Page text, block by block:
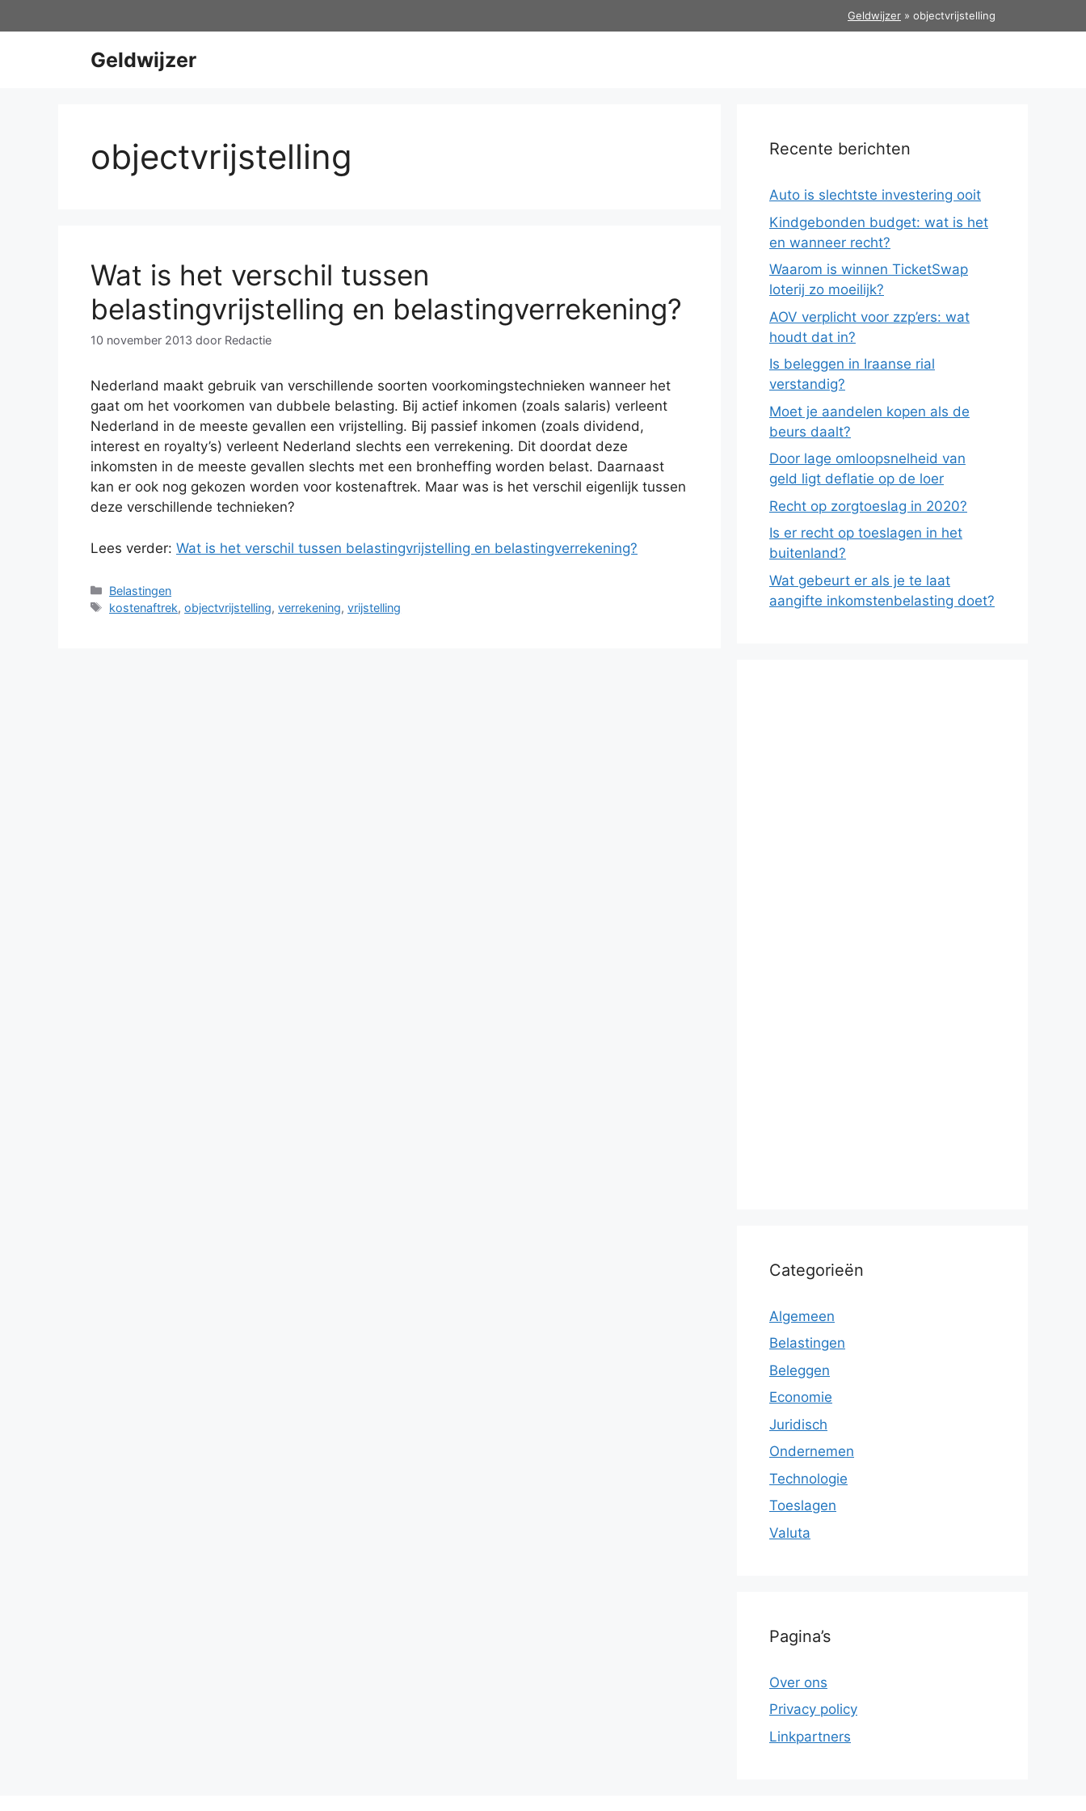
naar
Geldwijzer » objectvrijstelling
Geldwijzer
objectvrijstelling
Wat is het verschil tussen
belastingvrijstelling en belastingverrekening?
10 november 2013 door Redactie
Nederland maakt gebruik van verschillende soorten voorkomingstechnieken wanneer het
gaat om het voorkomen van dubbele belasting. Bij actief inkomen (zoals salaris) verleent
Nederland in de meeste gevallen een vrijstelling. Bij passief inkomen (zoals dividend,
interest en royalty’s) verleent Nederland slechts een verrekening. Dit doordat deze
inkomsten in de meeste gevallen slechts met een bronheffing worden belast. Daarnaast
kan er ook nog gekozen worden voor kostenaftrek. Maar was is het verschil eigenlijk tussen
deze verschillende technieken?
Lees verder: Wat is het verschil tussen belastingvrijstelling en belastingverrekening?
Categorieën
Belastingen
Tags
kostenaftrek,objectvrijstelling,verrekening,vrijstelling
Recente berichten
Auto is slechtste investering ooit
Kindgebonden budget: wat is het
en wanneer recht?
Waarom is winnen TicketSwap
loterij zo moeilijk?
AOV verplicht voor zzp’ers: wat
houdt dat in?
Is beleggen in Iraanse rial
verstandig?
Moet je aandelen kopen als de
beurs daalt?
Door lage omloopsnelheid van
geld ligt deflatie op de loer
Recht op zorgtoeslag in 2020?
Is er recht op toeslagen in het
buitenland?
Wat gebeurt er als je te laat
aangifte inkomstenbelasting doet?
Categorieën
Algemeen
Belastingen
Beleggen
Economie
Juridisch
Ondernemen
Technologie
Toeslagen
Valuta
Pagina’s
Over ons
Privacy policy
Linkpartners